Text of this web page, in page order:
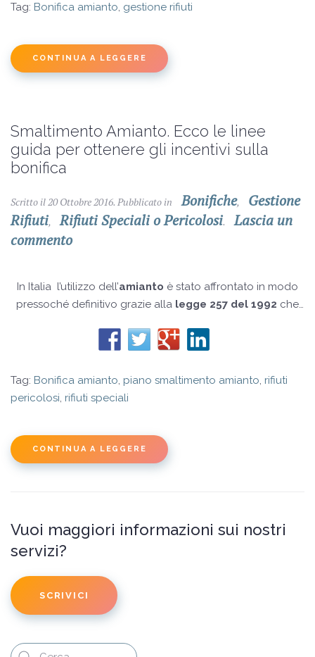
Tag: Bonifica amianto, gestione rifiuti
CONTINUA A LEGGERE
Smaltimento Amianto. Ecco le linee
guida per ottenere gli incentivi sulla
bonifica
Scritto il20 Ottobre 2016. Pubblicato in Bonifiche,
Gestione
Rifiuti, Rifiuti Speciali o Pericolosi.
Lascia un
commento
In Italia l’utilizzo dell’amianto è stato affrontato in modo
pressoché definitivo grazie alla legge 257 del 1992 che
pericolosità per la salute pubblica.
Tag: Bonifica amianto, piano smaltimento amianto, rifiuti
pericolosi, rifiuti speciali
CONTINUA A LEGGERE
Vuoi maggiori informazioni sui nostri
servizi?
SCRIVICI